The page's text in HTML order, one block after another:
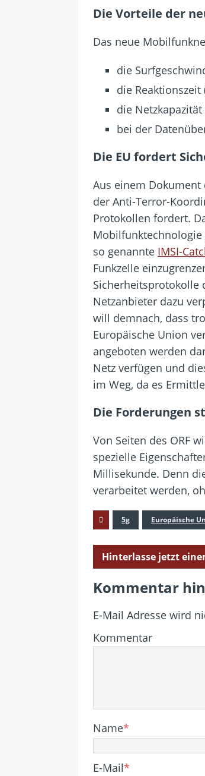
Die Vorteile der
Das neue
die
die
die
bei der
Die EU fordert
Aus einem Dokument
der Anti-Terror-
Protokollen fordert.
so genannte IMSI-
Funkzelle
Sicherheitsprotokolle
Netzanbieter dazu
will demnach, dass
Europäische Union
angeboten werden
Netz verfügen und
im Weg, da es
Die Forderungen
Von Seiten des ORF
spezielle
Millisekunde. Denn
verarbeitet werden,
5g Europäische
Hinterlasse jetzt
Kommentar
E-Mail Adresse wird
Kommentar
Name*
E-Mail*